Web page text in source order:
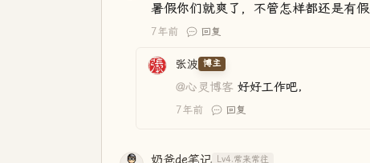
暑假你们就爽了，不管怎样都还是有
7年前 回复
张波 博主
@心灵博客 好好工作吧，
7年前 回复
奶爸de笔记 Lv4.常来常往